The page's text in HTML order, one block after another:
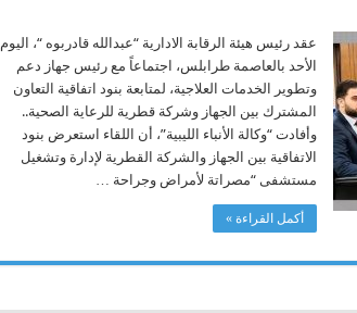
عقد رئيس هيئة الرقابة الادارية “عبدالله قادربوه “، اليوم
الأحد بالعاصمة طرابلس، اجتماعاً مع رئيس جهاز دعم
وتطوير الخدمات العلاجية، لمتابعة بنود اتفاقية التعاون
المشترك بين الجهاز وشركة قطرية للرعاية الصحية..
وأفادت “وكالة الأنباء الليبية”، أن اللقاء استعرض بنود
الاتفاقية بين الجهاز والشركة القطرية لإدارة وتشغيل
مستشفى “مصراتة لأمراض وجراحة …
أكمل القراءة »